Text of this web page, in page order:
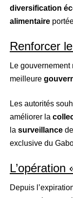
diversification
alimentaire
Renforcer
Le gouvernement
meilleure
Les autorités
améliorer la
la surveillance
exclusive du
L’opération
Depuis